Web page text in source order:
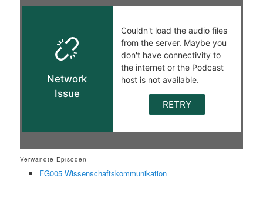
Verwandte Episoden
FG005 Wissenschaftskommunikation